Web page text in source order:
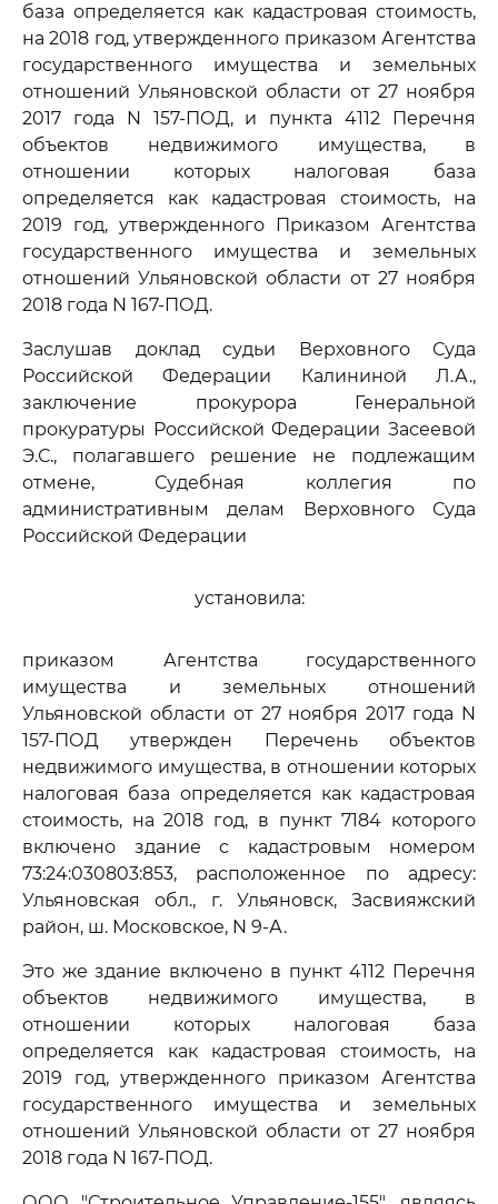
база определяется как кадастровая стоимость,
на 2018 год, утвержденного приказом Агентства
государственного имущества и земельных
отношений Ульяновской области от 27 ноября
2017 года N 157-ПОД, и пункта 4112 Перечня
объектов недвижимого имущества, в
отношении которых налоговая база
определяется как кадастровая стоимость, на
2019 год, утвержденного Приказом Агентства
государственного имущества и земельных
отношений Ульяновской области от 27 ноября
2018 года N 167-ПОД.
Заслушав доклад судьи Верховного Суда
Российской Федерации Калининой Л.А.,
заключение прокурора Генеральной
прокуратуры Российской Федерации Засеевой
Э.С., полагавшего решение не подлежащим
отмене, Судебная коллегия по
административным делам Верховного Суда
Российской Федерации
установила:
приказом Агентства государственного
имущества и земельных отношений
Ульяновской области от 27 ноября 2017 года N
157-ПОД утвержден Перечень объектов
недвижимого имущества, в отношении которых
налоговая база определяется как кадастровая
стоимость, на 2018 год, в пункт 7184 которого
включено здание с кадастровым номером
73:24:030803:853, расположенное по адресу:
Ульяновская обл., г. Ульяновск, Засвияжский
район, ш. Московское, N 9-А.
Это же здание включено в пункт 4112 Перечня
объектов недвижимого имущества, в
отношении которых налоговая база
определяется как кадастровая стоимость, на
2019 год, утвержденного приказом Агентства
государственного имущества и земельных
отношений Ульяновской области от 27 ноября
2018 года N 167-ПОД.